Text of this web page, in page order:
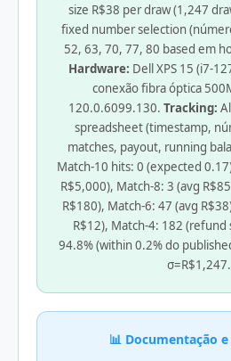
size R$38 per draw (1,247
fixed number selection
52, 63, 70, 77, 80 based em
Hardware: Dell XPS 15 (i7-
conexão fibra óptica
120.0.6099.130. Tracking:
spreadsheet (timestamp,
matches, payout, running
Match-10 hits: 0 (expected
R$5,000), Match-8: 3 (avg
R$180), Match-6: 47 (avg
R$12), Match-4: 182 (refund
94.8% (within 0.2% do
σ=R$1,247.
📊 Documentação